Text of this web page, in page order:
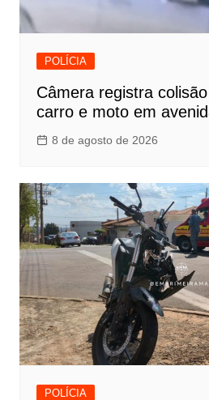
POLÍCIA
Câmera registra
carro e moto em
8 de agosto de 2026
POLÍCIA